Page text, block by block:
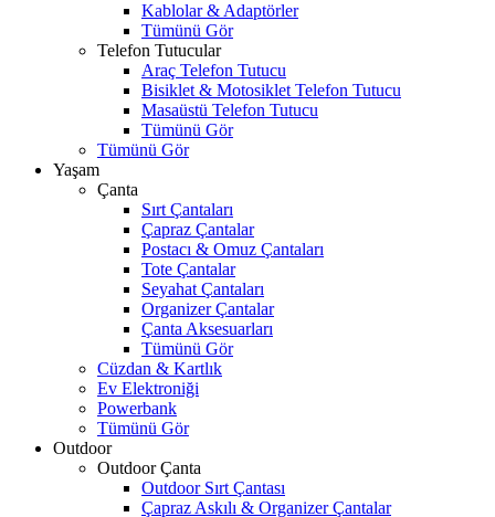
Kablolar & Adaptörler
Tümünü Gör
Telefon Tutucular
Araç Telefon Tutucu
Bisiklet & Motosiklet Telefon Tutucu
Masaüstü Telefon Tutucu
Tümünü Gör
Tümünü Gör
Yaşam
Çanta
Sırt Çantaları
Çapraz Çantalar
Postacı & Omuz Çantaları
Tote Çantalar
Seyahat Çantaları
Organizer Çantalar
Çanta Aksesuarları
Tümünü Gör
Cüzdan & Kartlık
Ev Elektroniği
Powerbank
Tümünü Gör
Outdoor
Outdoor Çanta
Outdoor Sırt Çantası
Çapraz Askılı & Organizer Çantalar